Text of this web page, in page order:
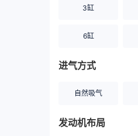
3缸
6缸
进气方式
自然吸气
发动机布局